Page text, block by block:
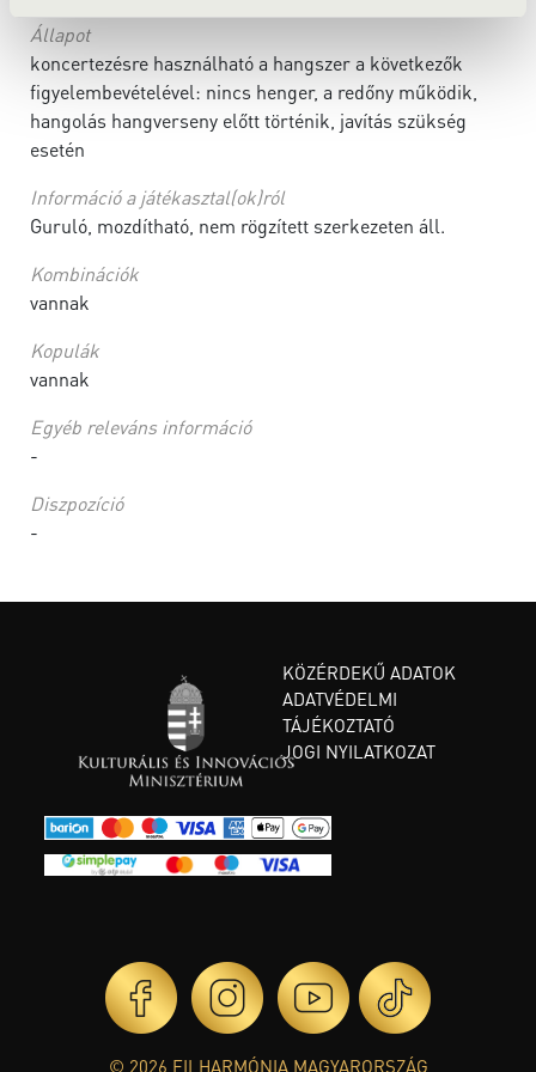
Állapot
koncertezésre használható a hangszer a következők
figyelembevételével: nincs henger, a redőny működik,
hangolás hangverseny előtt történik, javítás szükség
esetén
Információ a játékasztal(ok)ról
Guruló, mozdítható, nem rögzített szerkezeten áll.
Kombinációk
vannak
Kopulák
vannak
Egyéb releváns információ
-
Diszpozíció
-
KÖZÉRDEKŰ ADATOK
ADATVÉDELMI
TÁJÉKOZTATÓ
JOGI NYILATKOZAT
© 2026 FILHARMÓNIA MAGYARORSZÁG